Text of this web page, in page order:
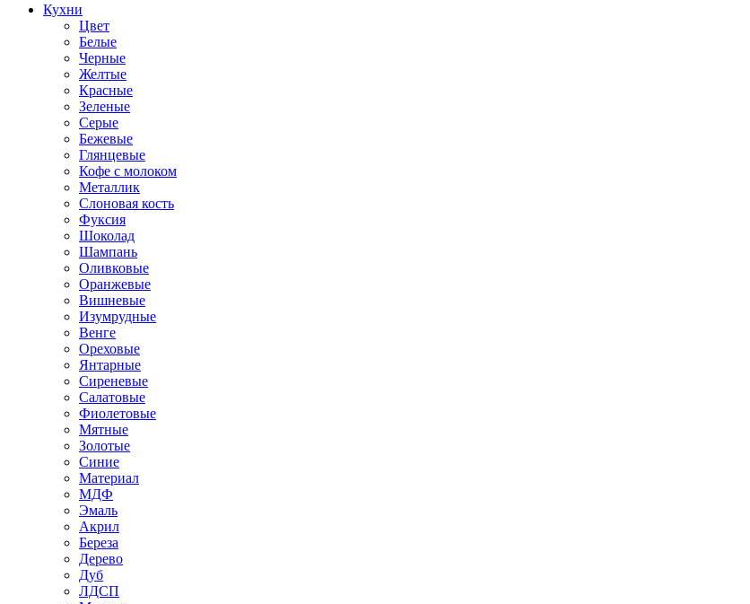
Кухни
Цвет
Белые
Черные
Желтые
Красные
Зеленые
Серые
Бежевые
Глянцевые
Кофе с молоком
Металлик
Слоновая кость
Фуксия
Шоколад
Шампань
Оливковые
Оранжевые
Вишневые
Изумрудные
Венге
Ореховые
Янтарные
Сиреневые
Салатовые
Фиолетовые
Мятные
Золотые
Синие
Материал
МДФ
Эмаль
Акрил
Береза
Дерево
Дуб
ЛДСП